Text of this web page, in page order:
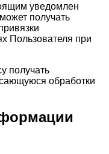
уведомлен
получать
Пользователя при
получать
обработки